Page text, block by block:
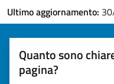
Ultimo aggiornamento:
Quanto sono
pagina?